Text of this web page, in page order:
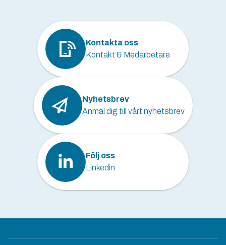
Kontakta oss
Kontakt & Medarbetare
Nyhetsbrev
Anmäl dig till vårt nyhetsbrev
Följ oss
Linkedin